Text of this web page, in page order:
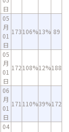
日
05
月
01
日
173106%13% 89
05
月
01
日
172108%12%188
06
月
01
日
171 110%39%172
04